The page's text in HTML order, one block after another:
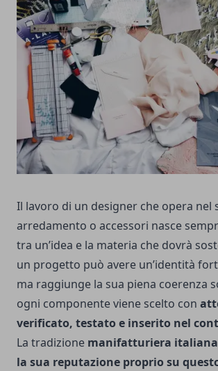
Il lavoro di un designer che opera nel
arredamento o accessori nasce
tra un’idea e la materia che dovrà
un progetto può avere un’identità
ma raggiunge la sua piena coerenza
ogni componente viene scelto con
verificato, testato e inserito nel
La tradizione manifatturiera
la sua reputazione proprio su